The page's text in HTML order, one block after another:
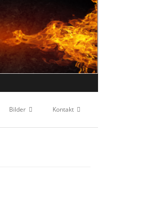
Bilder Kontakt